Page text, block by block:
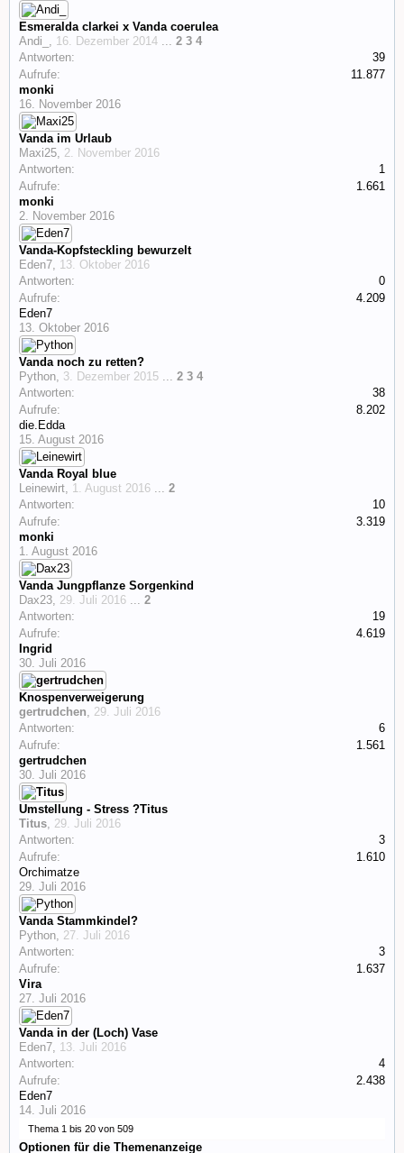
Esmeralda clarkei x Vanda coerulea
Andi_ , 16. Dezember 2014 ... 2 3 4
Antworten:
39
Aufrufe:
11.877
monki
16. November 2016
Vanda im Urlaub
Maxi25, 2. November 2016
Antworten:
1
Aufrufe:
1.661
monki
2. November 2016
Vanda-Kopfsteckling bewurzelt
Eden7, 13. Oktober 2016
Antworten:
0
Aufrufe:
4.209
Eden7
13. Oktober 2016
Vanda noch zu retten?
Python, 3. Dezember 2015 ... 2 3 4
Antworten:
38
Aufrufe:
8.202
die.Edda
15. August 2016
Vanda Royal blue
Leinewirt, 1. August 2016 ... 2
Antworten:
10
Aufrufe:
3.319
monki
1. August 2016
Vanda Jungpflanze Sorgenkind
Dax23, 29. Juli 2016 ... 2
Antworten:
19
Aufrufe:
4.619
Ingrid
30. Juli 2016
Knospenverweigerung
gertrudchen, 29. Juli 2016
Antworten:
6
Aufrufe:
1.561
gertrudchen
30. Juli 2016
Umstellung - Stress ?Titus
Titus, 29. Juli 2016
Antworten:
3
Aufrufe:
1.610
Orchimatze
29. Juli 2016
Vanda Stammkindel?
Python, 27. Juli 2016
Antworten:
3
Aufrufe:
1.637
Vira
27. Juli 2016
Vanda in der (Loch) Vase
Eden7, 13. Juli 2016
Antworten:
4
Aufrufe:
2.438
Eden7
14. Juli 2016
Thema 1 bis 20 von 509
Optionen für die Themenanzeige